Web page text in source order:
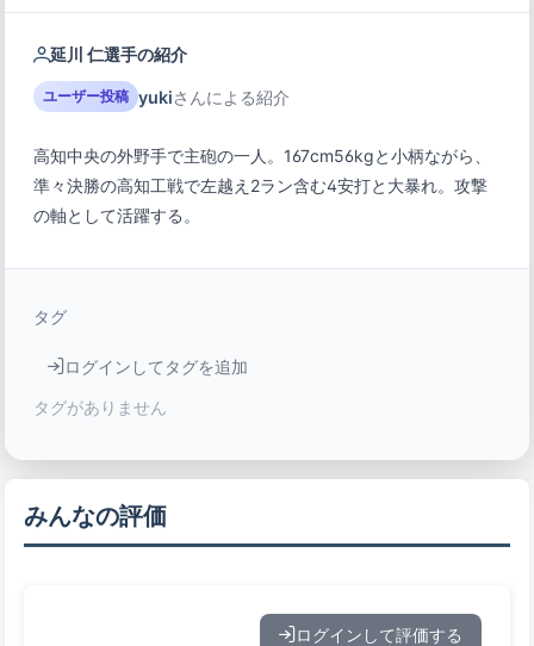
延川 仁選手の紹介
ユーザー投稿 yukiさんによる紹介
高知中央の外野手で主砲の一人。167cm56kgと小柄ながら、
準々決勝の高知工戦で左越え2ラン含む4安打と大暴れ。攻撃
の軸として活躍する。
タグ
ログインしてタグを追加
タグがありません
みんなの評価
ログインして評価する